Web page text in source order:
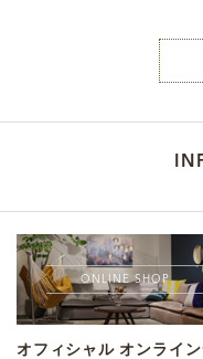
ONLINE SHOP
オフィシャル オンライン